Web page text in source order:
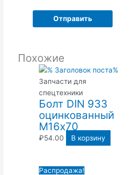
Похожие
Запчасти для
спецтехники
Болт DIN 933
оцинкованный
М16х70
₽54.00 В корзину
Распродажа!Первоначальная